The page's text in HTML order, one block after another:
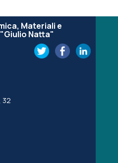
Materiali e
Natta"
32